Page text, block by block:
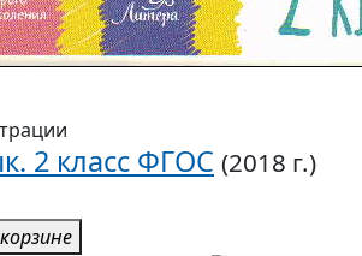
2 класс ФГОС (2018 г.)